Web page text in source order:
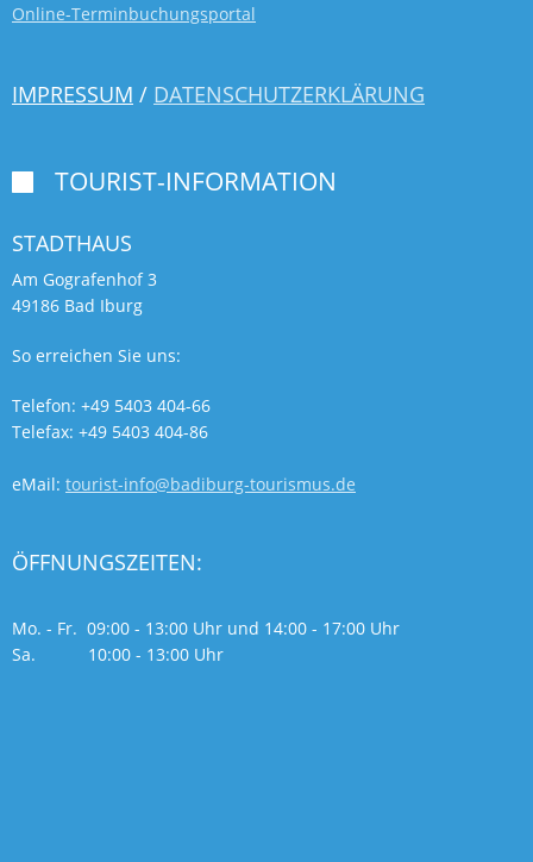
Online-Terminbuchungsportal
IMPRESSUM / DATENSCHUTZERKLÄRUNG
 TOURIST-INFORMATION
STADTHAUS
Am Gografenhof 3
49186 Bad Iburg
So erreichen Sie uns:
Telefon: +49 5403 404-66
Telefax: +49 5403 404-86
eMail: tourist-info@badiburg-tourismus.de
ÖFFNUNGSZEITEN:
Mo. - Fr. 09:00 - 13:00 Uhr und 14:00 - 17:00 Uhr
Sa. 10:00 - 13:00 Uhr